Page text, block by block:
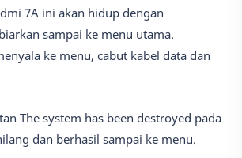
7A ini akan hidup dengan
sampai ke menu utama.
ke menu, cabut kabel data dan
The system has been destroyed pada
dan berhasil sampai ke menu.